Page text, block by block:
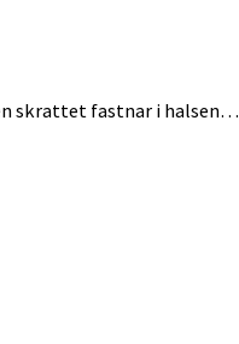
skrattet fastnar i halsen…